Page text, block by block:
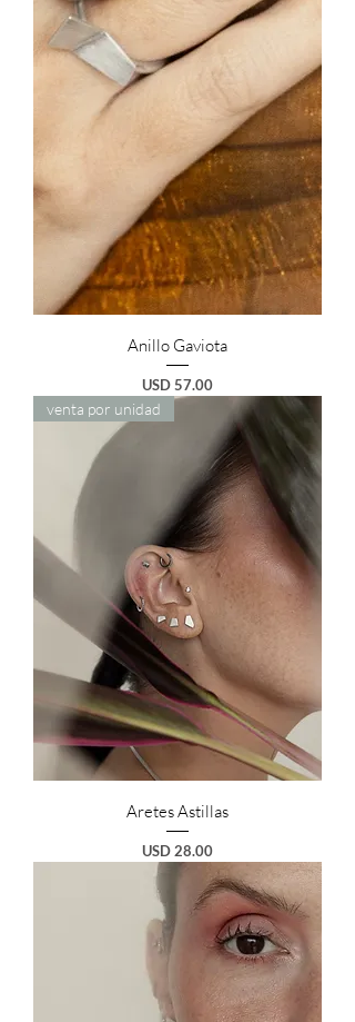
Anillo Gaviota
Preço
USD 57.00
venta por unidad
Aretes Astillas
Preço
USD 28.00